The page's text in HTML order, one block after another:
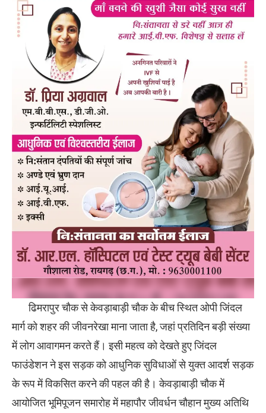
ढिमरापुर चौक से केवड़ाबाड़ी चौक के बीच स्थित ओपी जिंदल
मार्ग को शहर की जीवनरेखा माना जाता है, जहां प्रतिदिन बड़ी संख्या
में लोग आवागमन करते हैं। इसी महत्व को देखते हुए जिंदल
फाउंडेशन ने इस सड़क को आधुनिक सुविधाओं से युक्त आदर्श सड़क
के रूप में विकसित करने की पहल की है। केवड़ाबाड़ी चौक में
आयोजित भूमिपूजन समारोह में महापौर जीवर्धन चौहान मुख्य अतिथि